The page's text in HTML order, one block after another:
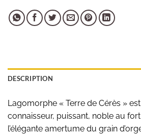
DESCRIPTION
Lagomorphe « Terre de Cérès »
connaisseur, puissant, noble au
l’élégante amertume du grain